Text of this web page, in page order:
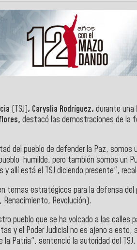
(TSJ), Caryslia Rodríguez, durante una
destacó las demostraciones de la
del pueblo de defender la Paz, somos
humilde, pero también somos un
y allí está el TSJ diciendo presente",
temas estratégicos para la defensa del
Revolución).
pueblo que se ha volcado a las calles
y el Poder Judicial no es ajeno a esto,
Patria", sentenció la autoridad del TSJ.